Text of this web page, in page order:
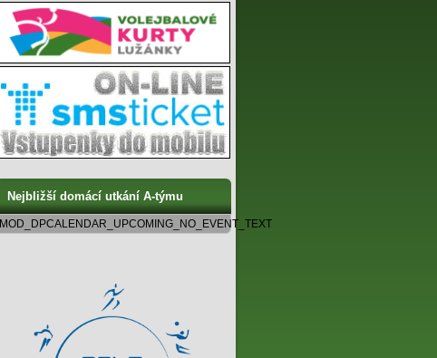
Nejbližší domácí utkání A-týmu
MOD_DPCALENDAR_UPCOMING_NO_EVENT_TEXT